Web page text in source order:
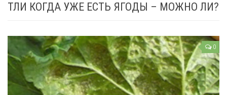
ТЛИ КОГДА УЖЕ ЕСТЬ ЯГОДЫ – МОЖНО ЛИ?
0